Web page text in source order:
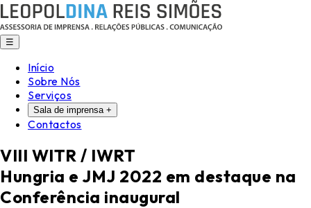
☰
Início
Sobre Nós
Serviços
Sala de imprensa +
Contactos
VIII WITR / IWRT
Hungria e JMJ 2022 em destaque na
Conferência inaugural